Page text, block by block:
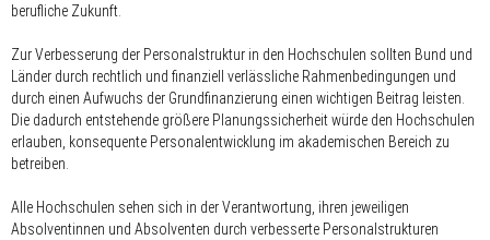
berufliche Zukunft.
Zur Verbesserung der Personalstruktur in den Hochschulen sollten Bund und
Länder durch rechtlich und finanziell verlässliche Rahmenbedingungen und
durch einen Aufwuchs der Grundfinanzierung einen wichtigen Beitrag leisten.
Die dadurch entstehende größere Planungssicherheit würde den Hochschulen
erlauben, konsequente Personalentwicklung im akademischen Bereich zu
betreiben.
Alle Hochschulen sehen sich in der Verantwortung, ihren jeweiligen
Absolventinnen und Absolventen durch verbesserte Personalstrukturen